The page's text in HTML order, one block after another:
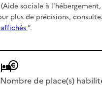
sociale à
plus de précisions,
”.
Nombre de place(s)